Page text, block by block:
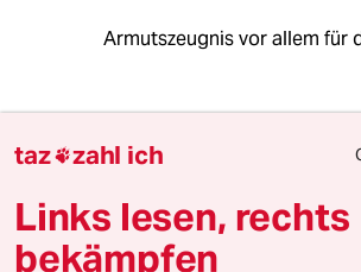
Armutszeugnis vor allem für
06.08.2015
vornherein nicht glaubwürdig.
wen? Wäre das Fernsehen
taz zahl ich
Links lesen, rechts
bekämpfen